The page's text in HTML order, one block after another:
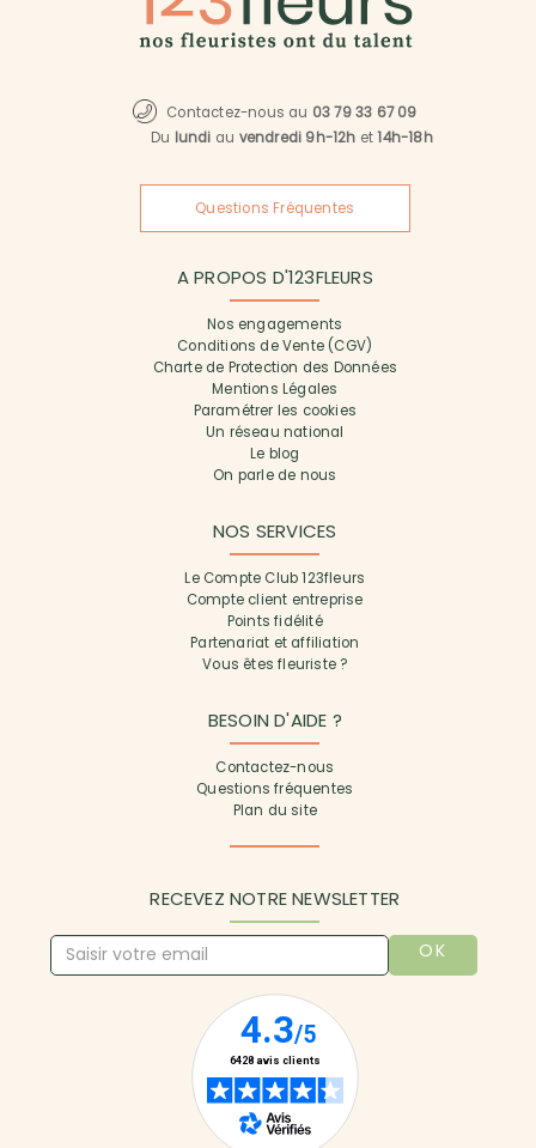
Contactez-nous au 03 79 33 67 09
Du lundi au vendredi 9h-12h et14h-18h
Questions Fréquentes
A PROPOS D'123FLEURS
Nos engagements
Conditions de Vente (CGV)
Charte de Protection des Données
Mentions Légales
Paramétrer les cookies
Un réseau national
Le blog
On parle de nous
NOS SERVICES
Le Compte Club 123fleurs
Compte client entreprise
Points fidélité
Partenariat et affiliation
Vous êtes fleuriste ?
BESOIN D'AIDE ?
Contactez-nous
Questions fréquentes
Plan du site
RECEVEZ NOTRE NEWSLETTER
OK